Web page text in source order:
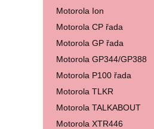
Motorola Ion
Motorola CP řada
Motorola GP řada
Motorola GP344/GP388
Motorola P100 řada
Motorola TLKR
Motorola TALKABOUT
Motorola XTR446